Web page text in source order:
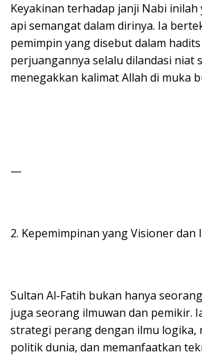
Keyakinan terhadap janji Nabi inilah
api semangat dalam dirinya. Ia
pemimpin yang disebut dalam
perjuangannya selalu dilandasi niat
menegakkan kalimat Allah di muka
—
2. Kepemimpinan yang Visioner dan
Sultan Al-Fatih bukan hanya
juga seorang ilmuwan dan pemikir.
strategi perang dengan ilmu logika,
politik dunia, dan memanfaatkan